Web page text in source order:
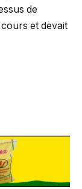
de
et devait